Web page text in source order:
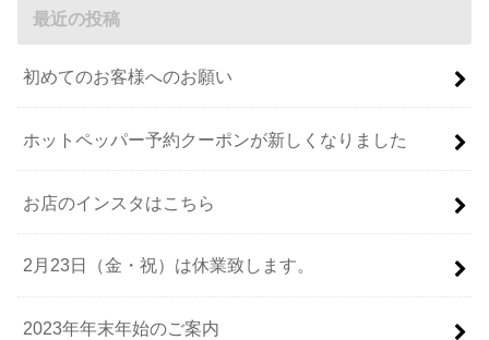
最近の投稿
初めてのお客様へのお願い
ホットペッパー予約クーポンが新しくなりました
お店のインスタはこちら
2月23日（金・祝）は休業致します。
2023年年末年始のご案内